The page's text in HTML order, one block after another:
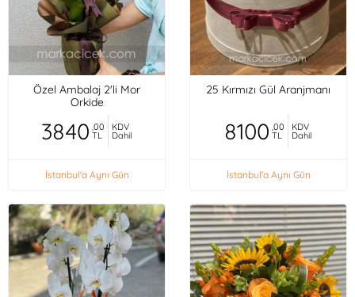
Özel Ambalaj 2'li Mor
Orkide
3840 ,00
TL
KDV
Dahil
İstanbul'a Aynı Gün
25 Kırmızı Gül Aranjmanı
8100 ,00
TL
KDV
Dahil
İstanbul'a Aynı Gün